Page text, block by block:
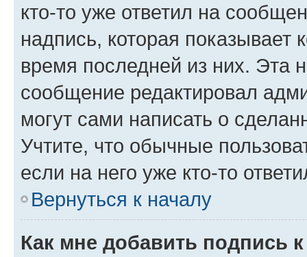
кто-то уже ответил на
надпись, которая показывает
время последней из них. Эта
сообщение редактировал
могут сами написать о
Учтите, что обычные
если на него уже кто-то
Вернуться к началу
Как мне добавить подпись